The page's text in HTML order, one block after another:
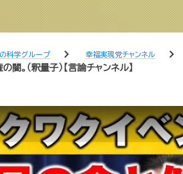
科学グループ chevron_right 幸福実現党チャンネル chevron_right
。（釈量子）【言論チャンネル】